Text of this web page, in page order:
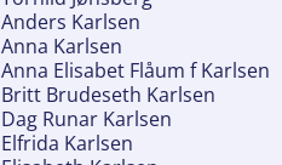
Anders Karlsen
Anna Karlsen
Anna Elisabet Flåum f Karlsen
Britt Brudeseth Karlsen
Dag Runar Karlsen
Elfrida Karlsen